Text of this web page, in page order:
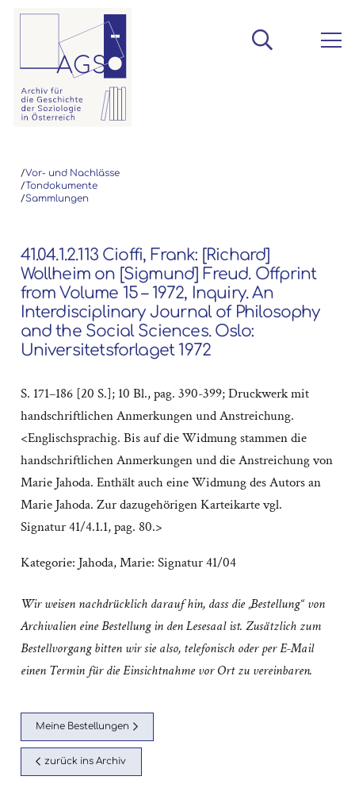
/Vor- und Nachlässe
/Tondokumente
/Sammlungen
41.04.1.2.113 Cioffi, Frank: [Richard]
Wollheim on [Sigmund] Freud. Offprint
from Volume 15 – 1972, Inquiry. An
Interdisciplinary Journal of Philosophy
and the Social Sciences. Oslo:
Universitetsforlaget 1972
S. 171–186 [20 S.]; 10 Bl., pag. 390-399; Druckwerk mit
handschriftlichen Anmerkungen und Anstreichung.
<Englischsprachig. Bis auf die Widmung stammen die
handschriftlichen Anmerkungen und die Anstreichung von
Marie Jahoda. Enthält auch eine Widmung des Autors an
Marie Jahoda. Zur dazugehörigen Karteikarte vgl.
Signatur 41/4.1.1, pag. 80.>
Kategorie: Jahoda, Marie: Signatur 41/04
Wir weisen nachdrücklich darauf hin, dass die „Bestellung“ von
Archivalien eine Bestellung in den Lesesaal ist. Zusätzlich zum
Bestellvorgang bitten wir sie also, telefonisch oder per E-Mail
einen Termin für die Einsichtnahme vor Ort zu vereinbaren.
Meine Bestellungen
zurück ins Archiv